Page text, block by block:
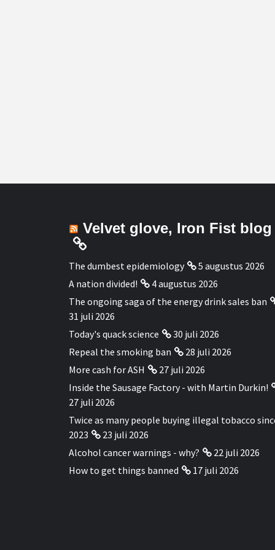
Velvet glove, Iron Fist blog
The dumbest epidemiology
5 augustus 2026
A nation divided!
4 augustus 2026
The ongoing saga of the energy drink sales ban
31 juli 2026
Today's quack science
30 juli 2026
Repeal the smoking ban
28 juli 2026
More cash for ASH
27 juli 2026
Inside the Sausage Factory - with Martin Durkin!
27 juli 2026
Twice as many people buying illegal tobacco
2023
23 juli 2026
Alcohol cancer warnings - why?
22 juli 2026
How to get things banned
17 juli 2026